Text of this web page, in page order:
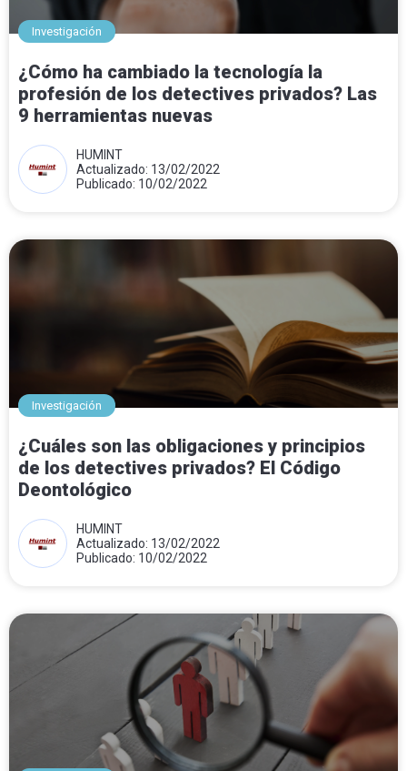
Investigación
¿Cómo ha cambiado la tecnología la
profesión de los detectives privados? Las
9 herramientas nuevas
HUMINT
Actualizado: 13/02/2022
Publicado: 10/02/2022
Investigación
¿Cuáles son las obligaciones y principios
de los detectives privados? El Código
Deontológico
HUMINT
Actualizado: 13/02/2022
Publicado: 10/02/2022